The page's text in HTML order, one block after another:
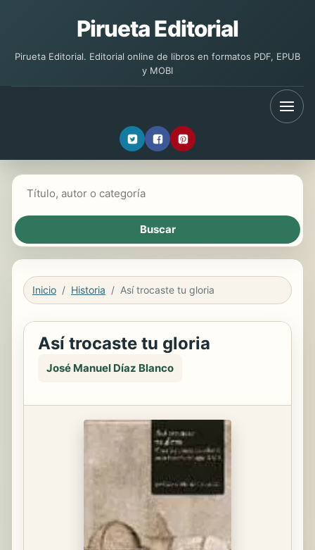
Pirueta Editorial
Pirueta Editorial. Editorial online de libros en formatos PDF, EPUB
y MOBI
Inicio Historia Así trocaste tu gloria
Así trocaste tu gloria
José Manuel Díaz Blanco